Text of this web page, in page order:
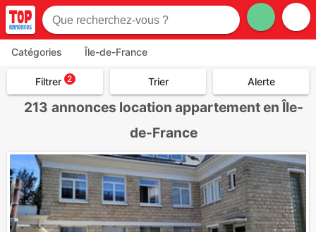
Catégories Île-de-France
Filtrer 2 Trier Alerte
213 annonces location appartement en Île-
de-France